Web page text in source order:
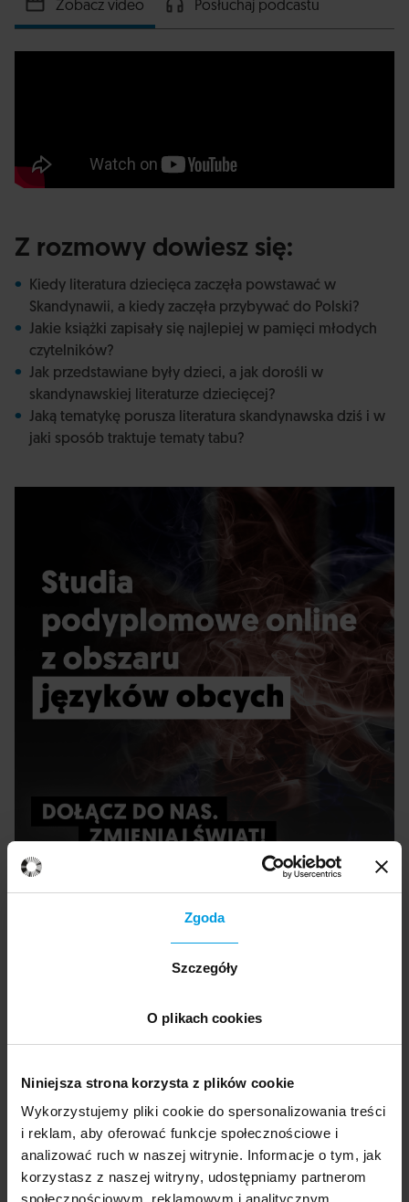
Zgoda
Szczegóły
O plikach cookies
Niniejsza strona korzysta z plików cookie
Wykorzystujemy pliki cookie do spersonalizowania treści
i reklam, aby oferować funkcje społecznościowe i
analizować ruch w naszej witrynie. Informacje o tym, jak
korzystasz z naszej witryny, udostępniamy partnerom
społecznościowym, reklamowym i analitycznym.
Zobacz video Posłuchaj podcastu
Z rozmowy dowiesz się:
Kiedy literatura dziecięca zaczęła powstawać w
Skandynawii, a kiedy zaczęła przybywać do Polski?
Jakie książki zapisały się najlepiej w pamięci młodych
czytelników?
Jak przedstawiane były dzieci, a jak dorośli w
skandynawskiej literaturze dziecięcej?
Jaką tematykę porusza literatura skandynawska dziś i w
jaki sposób traktuje tematy tabu?
Skandynawistka, tłumaczka literatury dla dzieci
znajduje się głównie książka obrazkowa,
zwłaszcza jej początki oraz szeroko rozumiana
kultura dziecięca. Na stałe współpracuje z
wydawnictwem Zakamarki, gdzie poza
działalnością przykładową zajmuje się również
redagowaniem tekstów.